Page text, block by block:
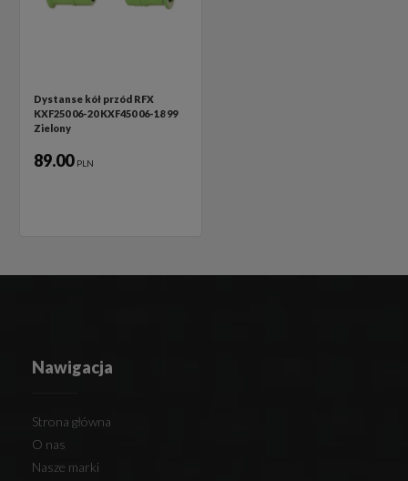
Dystanse kół przód RFX
KXF250 06-20 KXF450 06-18 99
Zielony
89.00 PLN
Nawigacja
Strona główna
O nas
Nasze marki